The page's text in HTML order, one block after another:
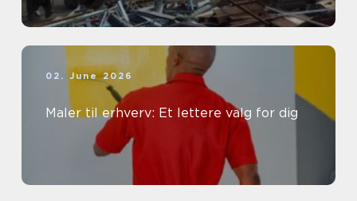
02. June 2026
Maler til erhverv: Et lettere valg for dig